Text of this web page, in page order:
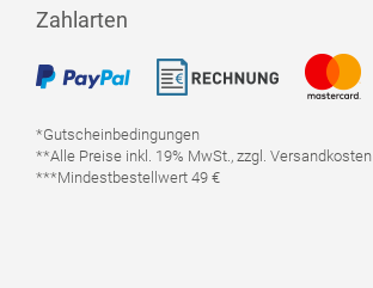
Zahlarten
*Gutscheinbedingungen
**Alle Preise inkl. 19% MwSt., zzgl. Versandkosten
***Mindestbestellwert 49 €